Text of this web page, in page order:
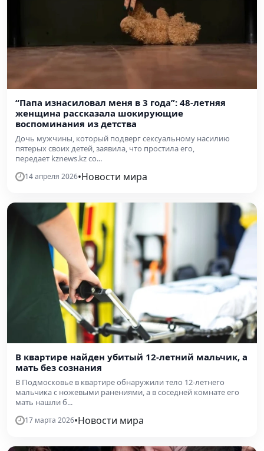
“Папа изнасиловал меня в 3 года”: 48-летняя
женщина рассказала шокирующие
воспоминания из детства
Дочь мужчины, который подверг сексуальному насилию
пятерых своих детей, заявила, что простила его,
передает kznews.kz со...
14 апреля 2026•Новости мира
В квартире найден убитый 12-летний мальчик, а
мать без сознания
В Подмосковье в квартире обнаружили тело 12-летнего
мальчика с ножевыми ранениями, а в соседней комнате его
мать нашли б...
17 марта 2026•Новости мира